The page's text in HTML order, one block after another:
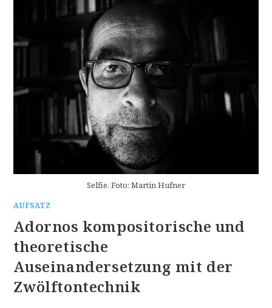
(1927)
Selfie. Foto: Martin Hufner
AUFSATZ
Adornos kompositorische und
theoretische
Auseinandersetzung mit der
Zwölftontechnik